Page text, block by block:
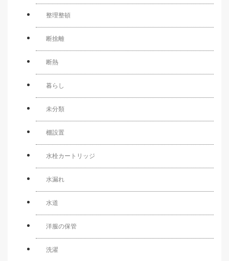
整理整頓
断捨離
断熱
暮らし
未分類
棚設置
水栓カートリッジ
水漏れ
水道
洋服の保管
洗濯